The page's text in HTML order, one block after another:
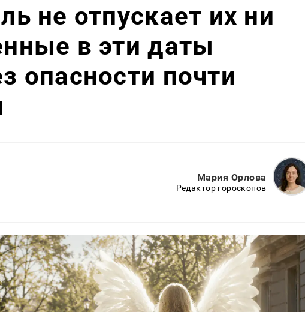
не отпускает их ни
в эти даты
опасности почти
Мария Орлова
Редактор гороскопов